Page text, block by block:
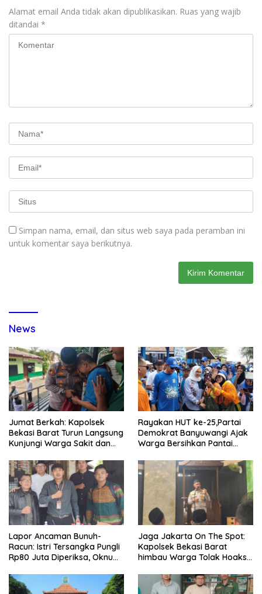
Alamat email Anda tidak akan dipublikasikan. Ruas yang wajib
ditandai *
Simpan nama, email, dan situs web saya pada peramban ini
untuk komentar saya berikutnya.
News
Jumat Berkah: Kapolsek
Bekasi Barat Turun Langsung
Kunjungi Warga Sakit dan
Rayakan HUT ke-25,Partai
Demokrat Banyuwangi Ajak
Warga Bersihkan Pantai
Lapor Ancaman Bunuh-
Racun: Istri Tersangka Pungli
Rp80 Juta Diperiksa, Oknum
Disdagperin
Jaga Jakarta On The Spot:
Kapolsek Bekasi Barat
himbau Warga Tolak Hoaks
Sholat Jumat